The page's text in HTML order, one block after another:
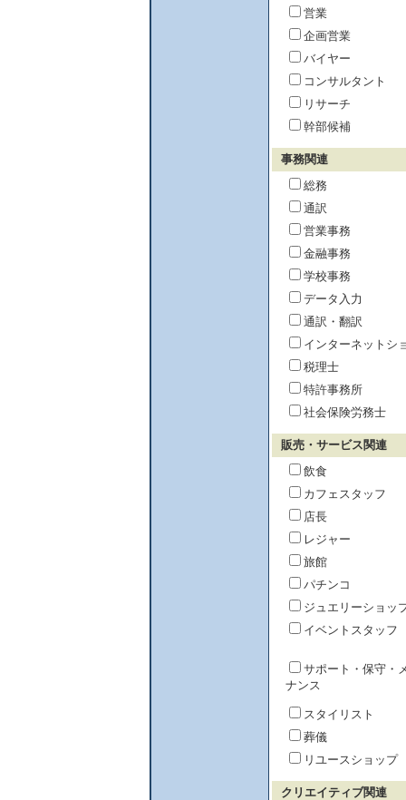
営業
企画営業
バイヤー
コンサルタント
リサーチ
幹部候補
事務関連
総務
通訳
営業事務
金融事務
学校事務
データ入力
通訳・翻訳
インターネットシ
税理士
特許事務所
社会保険労務士
販売・サービス関連
飲食
カフェスタッフ
店長
レジャー
旅館
パチンコ
ジュエリーショッ
イベントスタッフ
サポート・保守・
ナンス
スタイリスト
葬儀
リユースショップ
クリエイティブ関連